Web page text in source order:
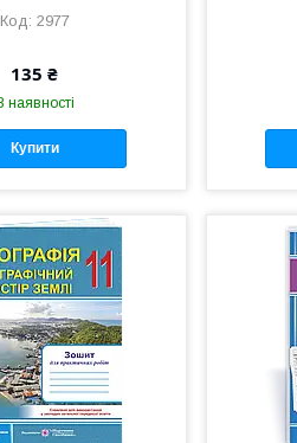
2977
135 ₴
наявності
Купити